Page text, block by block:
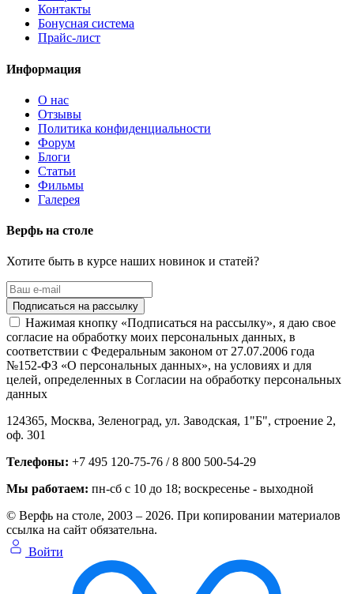
Контакты
Бонусная система
Прайс-лист
Информация
О нас
Отзывы
Политика конфиденциальности
Форум
Блоги
Статьи
Фильмы
Галерея
Верфь на столе
Хотите быть в курсе наших новинок и статей?
Нажимая кнопку «Подписаться на рассылку», я даю свое
согласие на обработку моих персональных данных, в
соответствии с Федеральным законом от 27.07.2006 года
№152-ФЗ «О персональных данных», на условиях и для
целей, определенных в Согласии на обработку персональных
данных
124365, Москва, Зеленоград, ул. Заводская, 1"Б", строение 2,
оф. 301
Телефоны: +7 495 120-75-76 / 8 800 500-54-29
Мы работаем: пн-сб с 10 до 18; воскресенье - выходной
© Верфь на столе, 2003 – 2026. При копировании материалов
ссылка на сайт обязательна.
Войти